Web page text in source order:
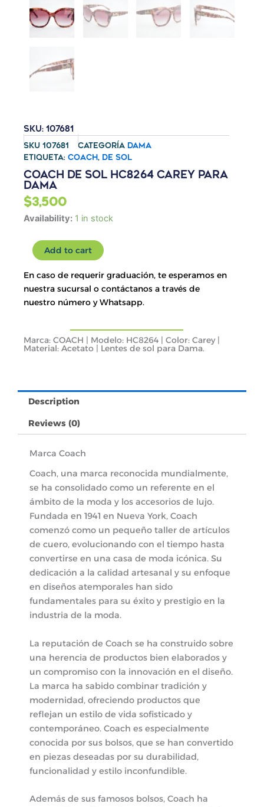
SKU: 107681
SKU107681 Categoría Dama
Etiqueta: Coach, De Sol
Coach de Sol HC8264 Carey para
Dama
$3,500
Availability: 1 in stock
Coach
HC8264
Carey
para
Dama
quantity
Add to cart
En caso de requerir graduación, te esperamos en
nuestra sucursal o contáctanos a través de
nuestro número y Whatsapp.
Marca: COACH | Modelo: HC8264 | Color: Carey |
Material: Acetato | Lentes de sol para Dama.
Description
Reviews (0)
Marca Coach
Coach, una marca reconocida mundialmente,
se ha consolidado como un referente en el
ámbito de la moda y los accesorios de lujo.
Fundada en 1941 en Nueva York, Coach
comenzó como un pequeño taller de artículos
de cuero, evolucionando con el tiempo hasta
convertirse en una casa de moda icónica. Su
dedicación a la calidad artesanal y su enfoque
en diseños atemporales han sido
fundamentales para su éxito y prestigio en la
industria de la moda.
La reputación de Coach se ha construido sobre
una herencia de productos bien elaborados y
un compromiso con la innovación en el diseño.
La marca ha sabido combinar tradición y
modernidad, ofreciendo productos que
reflejan un estilo de vida sofisticado y
contemporáneo. Coach es especialmente
conocida por sus bolsos, que se han convertido
en piezas deseadas por su durabilidad,
funcionalidad y estilo inconfundible.
Además de sus famosos bolsos, Coach ha